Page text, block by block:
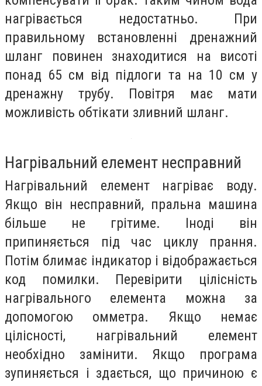
нагрівається недостатньо. При
правильному встановленні дренажний
шланг повинен знаходитися на висоті
понад 65 см від підлоги та на 10 см у
дренажну трубу. Повітря має мати
можливість обтікати зливний шланг.
Нагрівальний елемент несправний
Нагрівальний елемент нагріває воду.
Якщо він несправний, пральна машина
більше не грітиме. Іноді він
припиняється під час циклу прання.
Потім блимає індикатор і відображається
код помилки. Перевірити цілісність
нагрівального елемента можна за
допомогою омметра. Якщо немає
цілісності, нагрівальний елемент
необхідно замінити. Якщо програма
зупиняється і здається, що причиною є